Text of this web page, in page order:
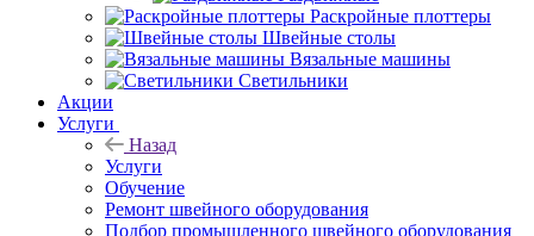
Раскройные плоттеры
Швейные столы
Вязальные машины
Светильники
Акции
Услуги
Назад
Услуги
Обучение
Ремонт швейного оборудования
Подбор промышленного швейного оборудования